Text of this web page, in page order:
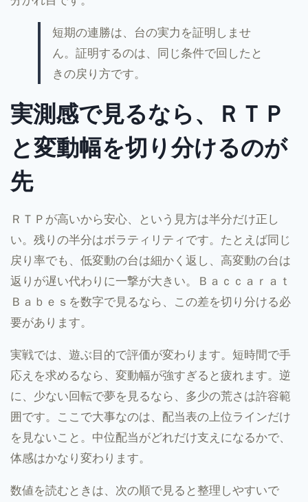
短期の連勝は、台の実力を証明しませ
ん。証明するのは、同じ条件で回したと
きの戻り方です。
実測感で見るなら、ＲＴＰ
と変動幅を切り分けるのが
先
ＲＴＰが高いから安心、という見方は半分だけ正し
い。残りの半分はボラティリティです。たとえば同じ
戻り率でも、低変動の台は細かく返し、高変動の台は
返りが遅い代わりに一撃が大きい。Ｂａｃｃａｒａｔ
Ｂａｂｅｓを数字で見るなら、この差を切り分ける必
要があります。
実戦では、遊ぶ目的で評価が変わります。短時間で手
応えを求めるなら、変動幅が強すぎると疲れます。逆
に、少ない回転で夢を見るなら、多少の荒さは許容範
囲です。ここで大事なのは、配当表の上位ラインだけ
を見ないこと。中位配当がどれだけ支えになるかで、
体感はかなり変わります。
数値を読むときは、次の順で見ると整理しやすいで